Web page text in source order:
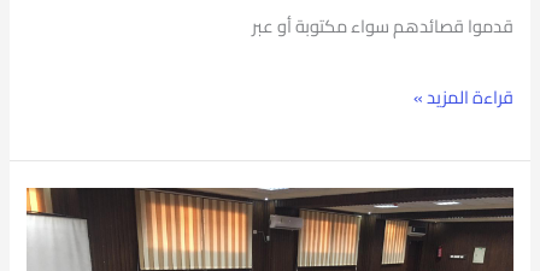
قدموا قصائدهم سواء مكتوبة أو عبر
قراءة المزيد »
جامعة
بورسعيد